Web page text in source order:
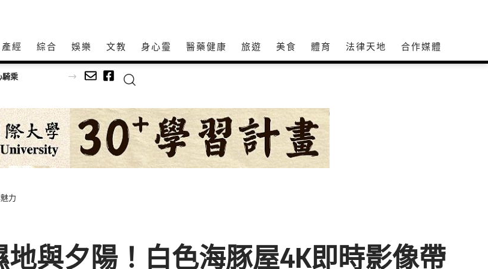
產經 綜合 娛樂 文教 身心𩆜 醫藥健康 旅遊 美食 體育 法律天地 合作媒體
力
與夕陽！白色海豚屋4K即時影像帶